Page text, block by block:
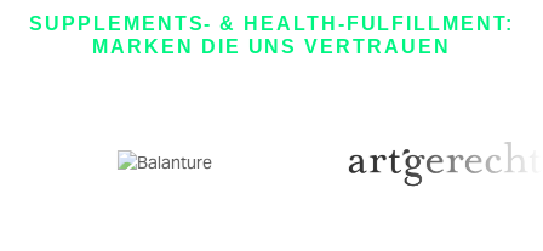
SUPPLEMENTS- & HEALTH-FULFILLMENT:
MARKEN DIE UNS VERTRAUEN